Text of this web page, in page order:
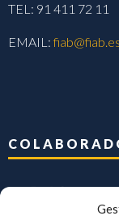
TEL: 91 411 72 11
EMAIL:fiab@fiab.es